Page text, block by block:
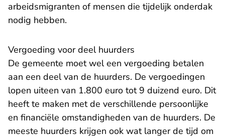
arbeidsmigranten of mensen die tijdelijk onderdak
nodig hebben.
Vergoeding voor deel huurders
De gemeente moet wel een vergoeding betalen
aan een deel van de huurders. De vergoedingen
lopen uiteen van 1.800 euro tot 9 duizend euro. Dit
heeft te maken met de verschillende persoonlijke
en financiële omstandigheden van de huurders. De
meeste huurders krijgen ook wat langer de tijd om